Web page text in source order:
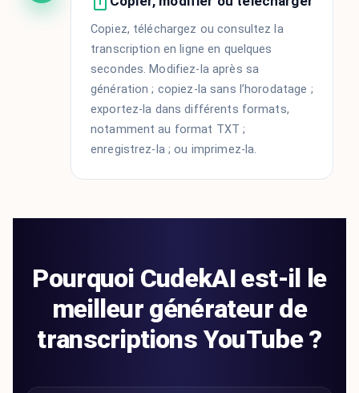
Copiez, téléchargez ou consultez la
transcription en ligne en quelques
secondes. Modifiez-la après sa
génération ; copiez-la sans l’horodatage ;
exportez-la dans différents formats,
notamment au format TXT ;
enregistrez-la ; ou imprimez-la.
Pourquoi CudekAI est-il le
meilleur générateur de
transcriptions YouTube ?